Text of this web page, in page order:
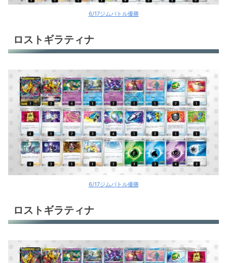
6/17ジムバトル優勝
ロストギラティナ
6/17ジムバトル優勝
ロストギラティナ